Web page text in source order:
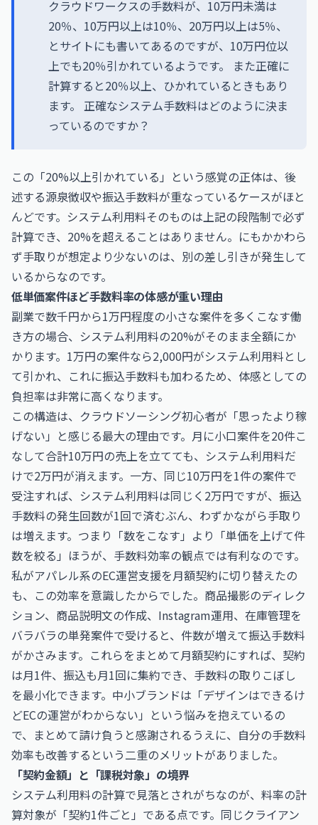
クラウドワークスの手数料が、10万円未満は
20％、10万円以上は10％、20万円以上は5％、
とサイトにも書いてあるのですが、10万円位以
上でも20％引かれているようです。 また正確に
計算すると20％以上、ひかれているときもあり
ます。 正確なシステム手数料はどのように決ま
っているのですか？
この「20%以上引かれている」という感覚の正体は、後
述する源泉徴収や振込手数料が重なっているケースがほと
んどです。システム利用料そのものは上記の段階制で必ず
計算でき、20%を超えることはありません。にもかかわら
ず手取りが想定より少ないのは、別の差し引きが発生して
いるからなのです。
低単価案件ほど手数料率の体感が重い理由
副業で数千円から1万円程度の小さな案件を多くこなす働
き方の場合、システム利用料の20%がそのまま全額にか
かります。1万円の案件なら2,000円がシステム利用料とし
て引かれ、これに振込手数料も加わるため、体感としての
負担率は非常に高くなります。
この構造は、クラウドソーシング初心者が「思ったより稼
げない」と感じる最大の理由です。月に小口案件を20件こ
なして合計10万円の売上を立てても、システム利用料だ
けで2万円が消えます。一方、同じ10万円を1件の案件で
受注すれば、システム利用料は同じく2万円ですが、振込
手数料の発生回数が1回で済むぶん、わずかながら手取り
は増えます。つまり「数をこなす」より「単価を上げて件
数を絞る」ほうが、手数料効率の観点では有利なのです。
私がアパレル系のEC運営支援を月額契約に切り替えたの
も、この効率を意識したからでした。商品撮影のディレク
ション、商品説明文の作成、Instagram運用、在庫管理を
バラバラの単発案件で受けると、件数が増えて振込手数料
がかさみます。これらをまとめて月額契約にすれば、契約
は月1件、振込も月1回に集約でき、手数料の取りこぼし
を最小化できます。中小ブランドは「デザインはできるけ
どECの運営がわからない」という悩みを抱えているの
で、まとめて請け負うと感謝されるうえに、自分の手数料
効率も改善するという二重のメリットがありました。
「契約金額」と「課税対象」の境界
システム利用料の計算で見落とされがちなのが、料率の計
算対象が「契約1件ごと」である点です。同じクライアン